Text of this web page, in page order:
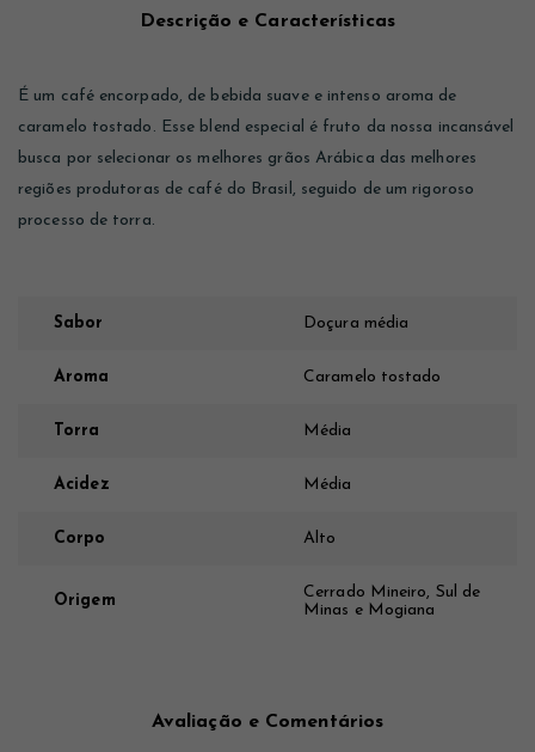
Descrição e Características
É um café encorpado, de bebida suave e intenso aroma de
caramelo tostado. Esse blend especial é fruto da nossa incansável
busca por selecionar os melhores grãos Arábica das melhores
regiões produtoras de café do Brasil, seguido de um rigoroso
processo de torra.
Sabor Doçura média
Aroma Caramelo tostado
Torra Média
Acidez Média
Corpo Alto
Origem
Cerrado Mineiro, Sul de
Minas e Mogiana
Avaliação e Comentários